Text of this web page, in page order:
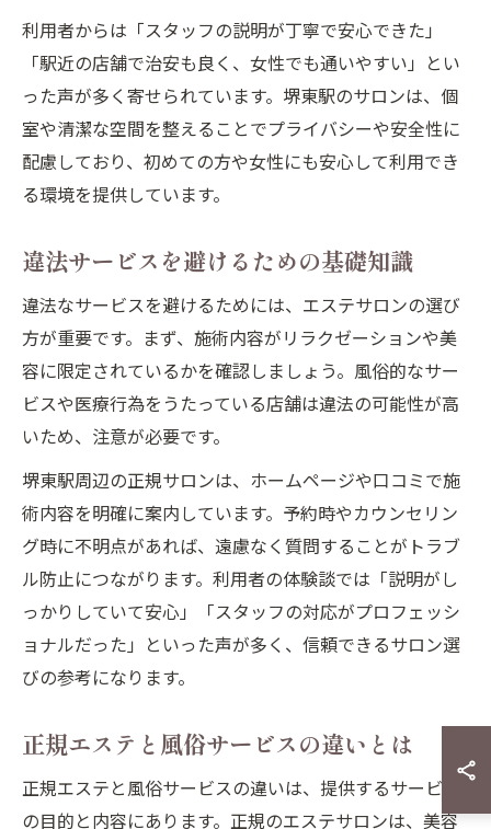
利用者からは「スタッフの説明が丁寧で安心できた」
「駅近の店舗で治安も良く、女性でも通いやすい」とい
った声が多く寄せられています。堺東駅のサロンは、個
室や清潔な空間を整えることでプライバシーや安全性に
配慮しており、初めての方や女性にも安心して利用でき
る環境を提供しています。
違法サービスを避けるための基礎知識
違法なサービスを避けるためには、エステサロンの選び
方が重要です。まず、施術内容がリラクゼーションや美
容に限定されているかを確認しましょう。風俗的なサー
ビスや医療行為をうたっている店舗は違法の可能性が高
いため、注意が必要です。
堺東駅周辺の正規サロンは、ホームページや口コミで施
術内容を明確に案内しています。予約時やカウンセリン
グ時に不明点があれば、遠慮なく質問することがトラブ
ル防止につながります。利用者の体験談では「説明がし
っかりしていて安心」「スタッフの対応がプロフェッシ
ョナルだった」といった声が多く、信頼できるサロン選
びの参考になります。
正規エステと風俗サービスの違いとは
正規エステと風俗サービスの違いは、提供するサービス
の目的と内容にあります。正規のエステサロンは、美容